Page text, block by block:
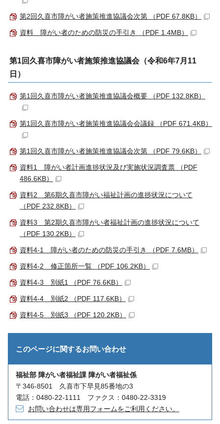
第2回久喜市障がい者施策推進協議会次第 （PDF 67.8KB）
資料 障がい者のための防災の手引き （PDF 1.4MB）
第1回久喜市障がい者施策推進協議会（令和6年7月11
日）
第1回久喜市障がい者施策推進協議会概要 （PDF 132.8KB）
第1回久喜市障がい者施策推進協議会会議録 （PDF 671.4KB）
第1回久喜市障がい者施策推進協議会次第 （PDF 79.6KB）
資料1 障がい者計画進捗状況及び実施状況調査票 （PDF
486.6KB）
資料2 第6期久喜市障がい福祉計画の進捗状況について
（PDF 232.8KB）
資料3 第2期久喜市障がい者福祉計画の進捗状況について
（PDF 130.2KB）
資料4-1 障がい者のための防災の手引き （PDF 7.6MB）
資料4-2 修正箇所一覧 （PDF 106.2KB）
資料4-3 別紙1 （PDF 76.6KB）
資料4-4 別紙2 （PDF 117.6KB）
資料4-5 別紙3 （PDF 120.2KB）
このページに関するお問い合わせ
福祉部 障がい者福祉課 障がい者福祉係
〒346-8501 久喜市下早見85番地の3
電話：0480-22-1111 ファクス：0480-22-3319
お問い合わせは専用フォームをご利用ください。